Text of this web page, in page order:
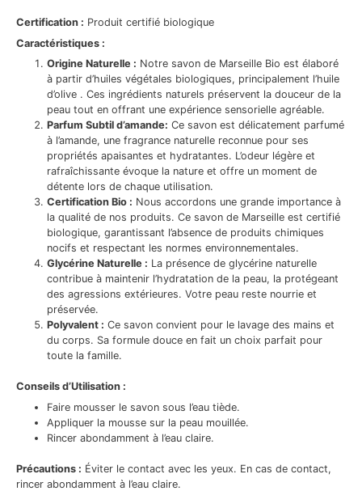
Certification : Produit certifié biologique
Caractéristiques :
Origine Naturelle : Notre savon de Marseille Bio est élaboré
à partir d’huiles végétales biologiques, principalement l’huile
d’olive . Ces ingrédients naturels préservent la douceur de la
peau tout en offrant une expérience sensorielle agréable.
Parfum Subtil d’amande: Ce savon est délicatement parfumé
à l’amande, une fragrance naturelle reconnue pour ses
propriétés apaisantes et hydratantes. L’odeur légère et
rafraîchissante évoque la nature et offre un moment de
détente lors de chaque utilisation.
Certification Bio : Nous accordons une grande importance à
la qualité de nos produits. Ce savon de Marseille est certifié
biologique, garantissant l’absence de produits chimiques
nocifs et respectant les normes environnementales.
Glycérine Naturelle : La présence de glycérine naturelle
contribue à maintenir l’hydratation de la peau, la protégeant
des agressions extérieures. Votre peau reste nourrie et
préservée.
Polyvalent : Ce savon convient pour le lavage des mains et
du corps. Sa formule douce en fait un choix parfait pour
toute la famille.
Conseils d’Utilisation :
Faire mousser le savon sous l’eau tiède.
Appliquer la mousse sur la peau mouillée.
Rincer abondamment à l’eau claire.
Précautions : Éviter le contact avec les yeux. En cas de contact,
rincer abondamment à l’eau claire.